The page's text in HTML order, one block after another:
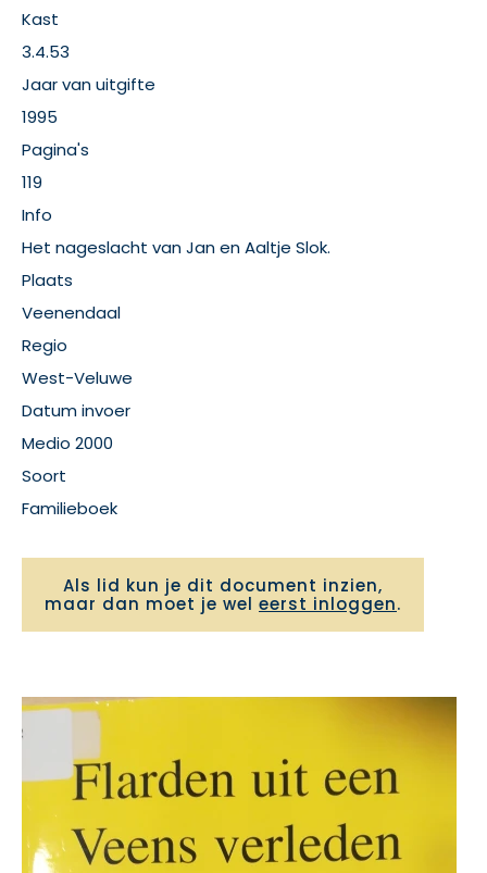
Kast
3.4.53
Jaar van uitgifte
1995
Pagina's
119
Info
Het nageslacht van Jan en Aaltje Slok.
Plaats
Veenendaal
Regio
West-Veluwe
Datum invoer
Medio 2000
Soort
Familieboek
Als lid kun je dit document inzien,
maar dan moet je wel eerst inloggen.